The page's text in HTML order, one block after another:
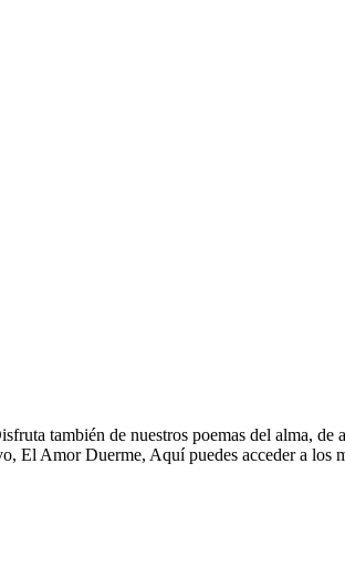
también de nuestros poemas del alma, de
El Amor Duerme, Aquí puedes acceder a los